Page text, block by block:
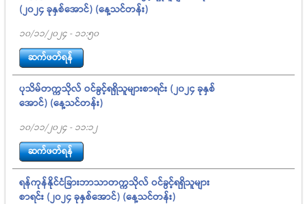
(၂၀၂၄ ခုနှစ်အောင်) (နေ့သင်တန်း)
10/11/2024 - 11:50
ဆက်ဖတ်ရန်
ပုသိမ်တက္ကသိုလ် ဝင်ခွင့်ရရှိသူများစာရင်း (၂၀၂၄ ခုနှစ်
အောင်) (နေ့သင်တန်း)
10/11/2024 - 11:12
ဆက်ဖတ်ရန်
ရန်ကုန်နိုင်ငံခြားဘာသာတက္ကသိုလ် ဝင်ခွင့်ရရှိသူများ
စာရင်း (၂၀၂၄ ခုနှစ်အောင်) (နေ့သင်တန်း)